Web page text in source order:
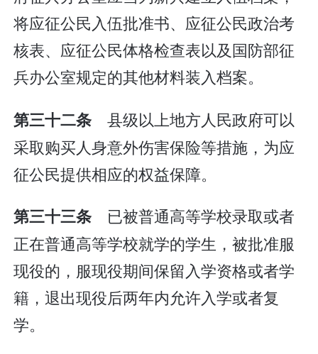
将应征公民入伍批准书、应征公民政治考
核表、应征公民体格检查表以及国防部征
兵办公室规定的其他材料装入档案。
第三十二条 县级以上地方人民政府可以
采取购买人身意外伤害保险等措施，为应
征公民提供相应的权益保障。
第三十三条 已被普通高等学校录取或者
正在普通高等学校就学的学生，被批准服
现役的，服现役期间保留入学资格或者学
籍，退出现役后两年内允许入学或者复
学。